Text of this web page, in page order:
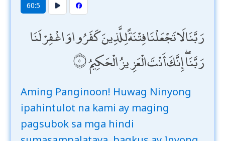
60:5
رَبَّنَا لَا تَجْعَلْنَا فِتْنَةً لِلَّذِينَ كَفَرُوا وَاغْفِرْ لَنَا
رَبَّنَا ۖ إِنَّكَ أَنْتَ الْعَزِيزُ الْحَكِيمُ
Aming Panginoon! Huwag Ninyong
ipahintulot na kami ay maging
pagsubok sa mga hindi